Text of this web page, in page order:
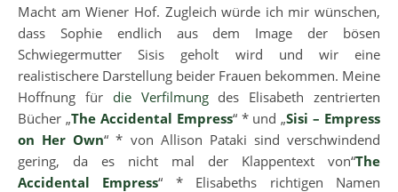
Macht am Wiener Hof. Zugleich würde ich mir wünschen,
dass Sophie endlich aus dem Image der bösen
Schwiegermutter Sisis geholt wird und wir eine
realistischere Darstellung beider Frauen bekommen. Meine
Hoffnung für die Verfilmungdes Elisabeth zentrierten
Bücher „The Accidental Empress“ * und „Sisi – Empress
on Her Own“ * von Allison Pataki sind verschwindend
gering, da es nicht mal der Klappentext von“The
Accidental Empress“ * Elisabeths richtigen Namen